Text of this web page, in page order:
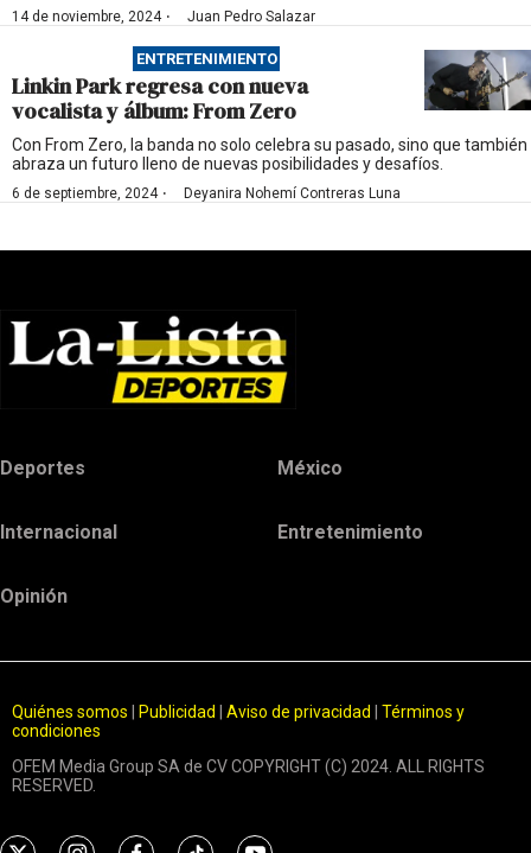
14 de noviembre, 2024· Juan Pedro Salazar
ENTRETENIMIENTO
Linkin Park regresa con nueva
vocalista y álbum: From Zero
Con From Zero, la banda no solo celebra su pasado, sino que también
abraza un futuro lleno de nuevas posibilidades y desafíos.
6 de septiembre, 2024· Deyanira Nohemí Contreras Luna
Deportes México
Internacional Entretenimiento
Opinión
Quiénes somos Publicidad Aviso de privacidad
Términos y
condiciones
OFEM Media Group SA de CV COPYRIGHT (C) 2024. ALL RIGHTS
RESERVED.